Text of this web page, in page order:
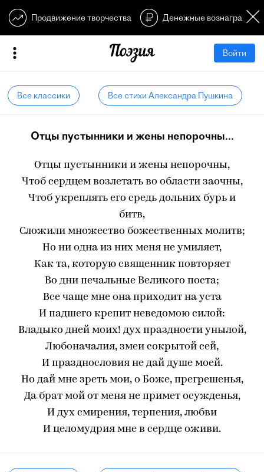
Продвижение творчества Денежные
Войти
Все классики Все стихи Александра Пушкина
Отцы пустынники и жены непорочны...
Отцы пустынники и жены непорочны,
Чтоб сердцем возлетать во области заочны,
Чтоб укреплять его средь дольних бурь и
битв,
Сложили множество божественных молитв;
Но ни одна из них меня не умиляет,
Как та, которую священник повторяет
Во дни печальные Великого поста;
Все чаще мне она приходит на уста
И падшего крепит неведомою силой:
Владыко дней моих! дух праздности унылой,
Любоначалия, змеи сокрытой сей,
И празднословия не дай душе моей.
Но дай мне зреть мои, о Боже, прегрешенья,
Да брат мой от меня не примет осужденья,
И дух смирения, терпения, любви
И целомудрия мне в сердце оживи.